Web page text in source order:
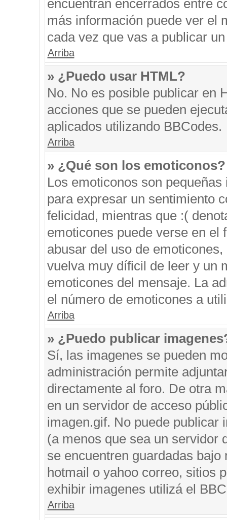
encuentran encerrados entre
más información puede ver el
cada vez que vas a publicar
Arriba
» ¿Puedo usar HTML?
No. No es posible publicar en
acciones que se pueden
aplicados utilizando BBCodes.
Arriba
» ¿Qué son los emoticonos?
Los emoticonos son
para expresar un sentimiento
felicidad, mientras que :(
emoticones puede verse en el
abusar del uso de
vuelva muy díficil de leer y un
emoticones del mensaje. La
el número de emoticones a
Arriba
» ¿Puedo publicar
Sí, las imagenes se pueden
administración permite
directamente al foro. De otra
en un servidor de acceso
imagen.gif. No puede publicar
(a menos que sea un servidor
se encuentren guardadas
hotmail o yahoo correo, sitios
exhibir imagenes utilizá el
Arriba